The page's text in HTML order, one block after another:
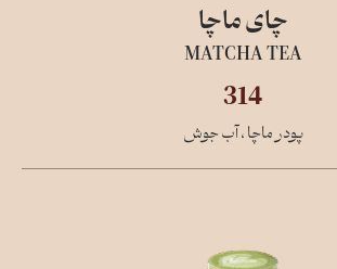
چای ماچا
MATCHA TEA
314
پودر ماچا ، آب جوش